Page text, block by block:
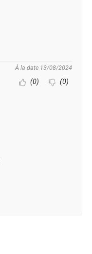
À la date 13/08/2024
(0) (0)